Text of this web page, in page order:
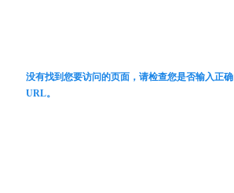
没有找到您要访问的页面，请检查您是否输入正确
URL。